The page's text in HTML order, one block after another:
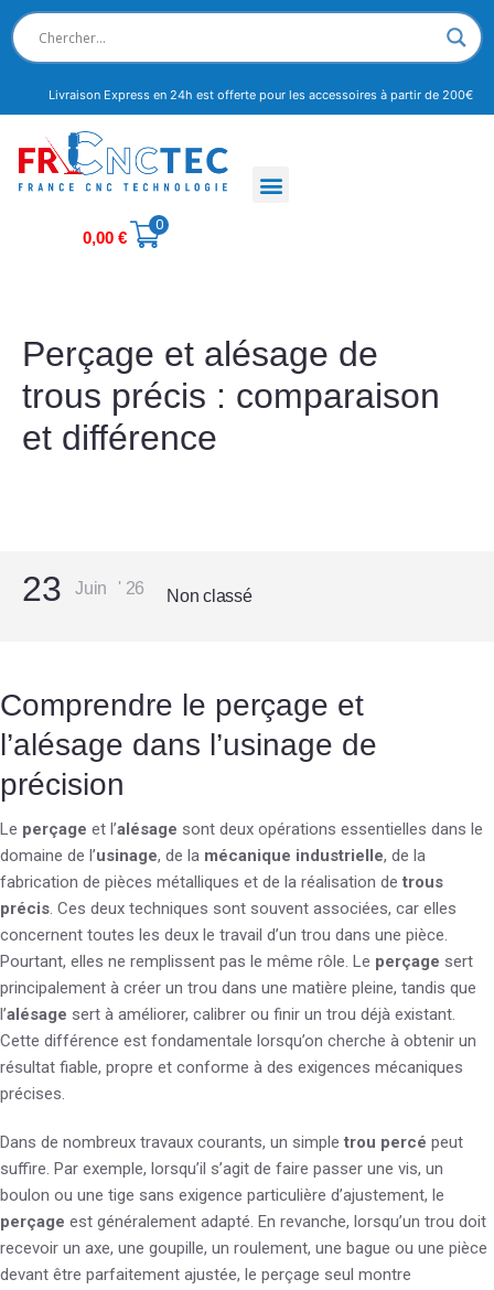
Livraison Express en 24h est offerte pour les accessoires à partir de 200€
0,00 €
0
Perçage et alésage de
trous précis : comparaison
et différence
23 Juin ' 26 Non classé
Comprendre le perçage et
l’alésage dans l’usinage de
précision
Le perçage et l’alésage sont deux opérations essentielles dans le
domaine de l’usinage, de la mécanique industrielle, de la
fabrication de pièces métalliques et de la réalisation de trous
précis. Ces deux techniques sont souvent associées, car elles
concernent toutes les deux le travail d’un trou dans une pièce.
Pourtant, elles ne remplissent pas le même rôle. Le perçage sert
principalement à créer un trou dans une matière pleine, tandis que
l’alésage sert à améliorer, calibrer ou finir un trou déjà existant.
Cette différence est fondamentale lorsqu’on cherche à obtenir un
résultat fiable, propre et conforme à des exigences mécaniques
précises.
Dans de nombreux travaux courants, un simple trou percé peut
suffire. Par exemple, lorsqu’il s’agit de faire passer une vis, un
boulon ou une tige sans exigence particulière d’ajustement, le
perçage est généralement adapté. En revanche, lorsqu’un trou doit
recevoir un axe, une goupille, un roulement, une bague ou une pièce
devant être parfaitement ajustée, le perçage seul montre